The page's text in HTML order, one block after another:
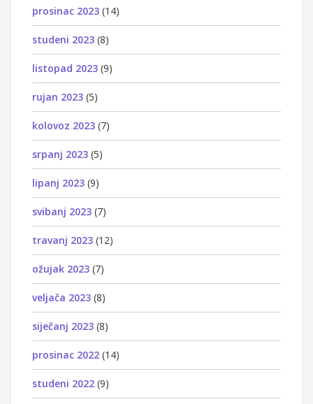
prosinac 2023 (14)
studeni 2023 (8)
listopad 2023 (9)
rujan 2023 (5)
kolovoz 2023 (7)
srpanj 2023 (5)
lipanj 2023 (9)
svibanj 2023 (7)
travanj 2023 (12)
ožujak 2023 (7)
veljača 2023 (8)
siječanj 2023 (8)
prosinac 2022 (14)
studeni 2022 (9)